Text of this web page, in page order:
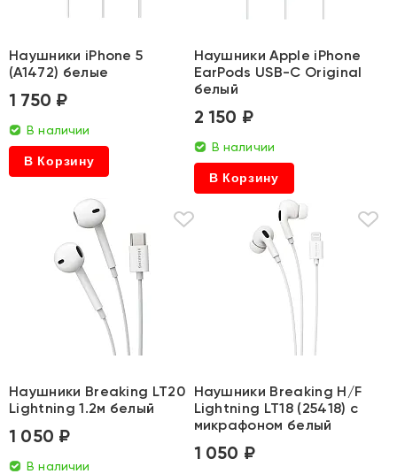
Наушники iPhone 5
(A1472) белые
1 750 ₽
В наличии
В Корзину
Наушники Apple iPhone
EarPods USB-C Original
белый
2 150 ₽
В наличии
В Корзину
Наушники Breaking LT20
Lightning 1.2м белый
1 050 ₽
В наличии
Наушники Breaking H/F
Lightning LT18 (25418) с
микрафоном белый
1 050 ₽